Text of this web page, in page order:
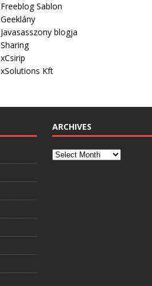
Freeblog Sablon
Geeklány
Javasasszony blogja
Sharing
xCsirip
xSolutions Kft
ARCHIVES